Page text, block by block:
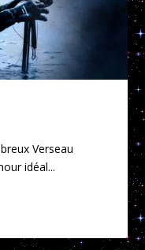
Verseau
idéal...